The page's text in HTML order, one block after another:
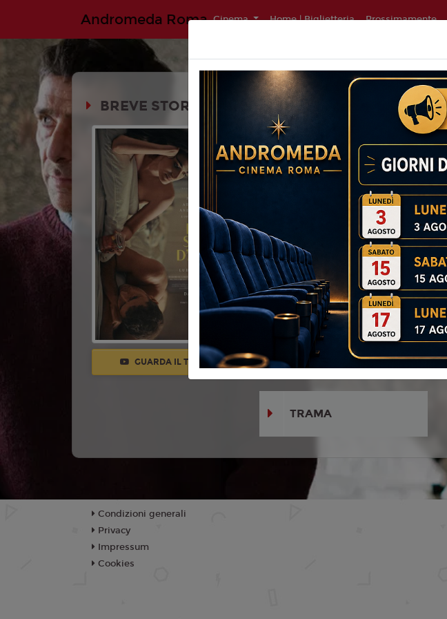
Andromeda Roma Cinema Home | Biglietteria Prossimamente
BREVE STORIA D'AMORE (1H40')
FAMILY REV
GUARDA IL TRAILER
Durata: 100 min
Lingua:
Età
10
Regia:Ludovica Rampoldi
Anno:2025
Con:Pilar Fogliati, Adriano Giannini,
Andrea Carpenzano, Valeria Golino,
Selene Caramazza, Massimo De
TRAMA
Condizioni generali
Privacy
Impressum
Cookies